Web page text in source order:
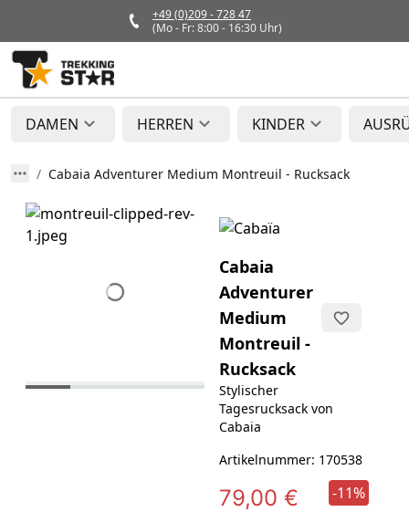
+49 (0)209 - 728 47
(Mo - Fr: 8:00 - 16:30 Uhr)
DAMEN HERREN KINDER
Cabaia Adventurer Medium Montreuil - Rucksack
Cabaia
Adventurer
Medium
Montreuil -
Rucksack
Stylischer
Tagesrucksack von
Cabaia
Artikelnummer: 170538
79,00 €
-11%